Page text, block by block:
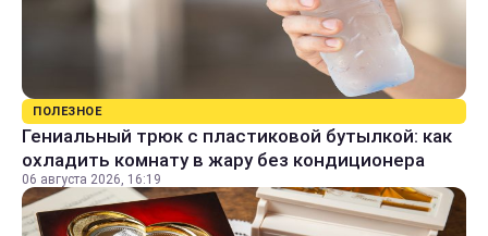
ПОЛЕЗНОЕ
Гениальный трюк с пластиковой бутылкой: как
охладить комнату в жару без кондиционера
06 августа 2026, 16:19